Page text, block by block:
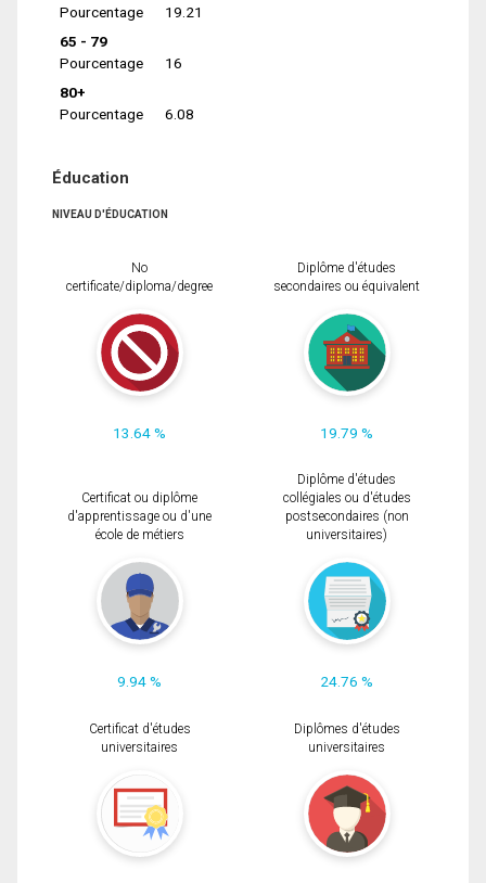
Pourcentage
19.21
65 - 79
Pourcentage
16
80+
Pourcentage
6.08
Éducation
NIVEAU D'ÉDUCATION
No
certificate/diploma/degree
13.64 %
Diplôme d'études
secondaires ou équivalent
19.79 %
Certificat ou diplôme
d'apprentissage ou d'une
école de métiers
9.94 %
Diplôme d'études
collégiales ou d'études
postsecondaires (non
universitaires)
24.76 %
Certificat d'études
universitaires
Diplômes d'études
universitaires